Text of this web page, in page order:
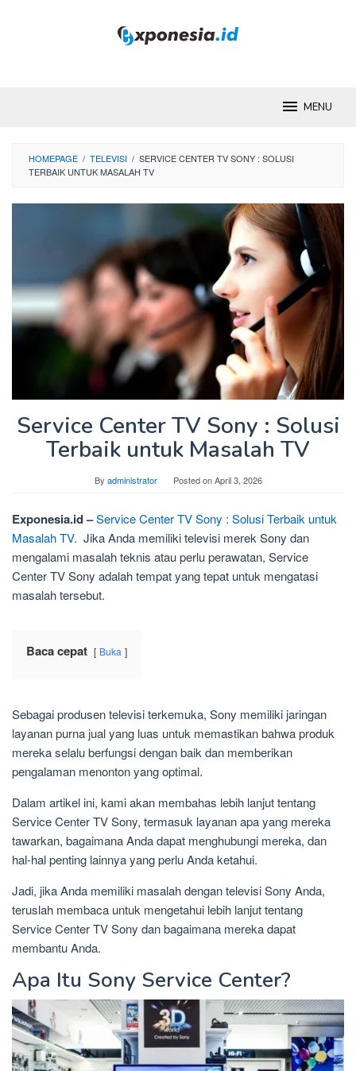
MENU
HOMEPAGE / TELEVISI / SERVICE CENTER TV SONY : SOLUSI
TERBAIK UNTUK MASALAH TV
Service Center TV Sony : Solusi
Terbaik untuk Masalah TV
By administrator Posted onApril 3, 2026
Exponesia.id –Service Center TV Sony : Solusi Terbaik untuk
Masalah TV. Jika Anda memiliki televisi merek Sony dan
mengalami masalah teknis atau perlu perawatan, Service
Center TV Sony adalah tempat yang tepat untuk mengatasi
masalah tersebut.
Baca cepat Buka
Sebagai produsen televisi terkemuka, Sony memiliki jaringan
layanan purna jual yang luas untuk memastikan bahwa produk
mereka selalu berfungsi dengan baik dan memberikan
pengalaman menonton yang optimal.
Dalam artikel ini, kami akan membahas lebih lanjut tentang
Service Center TV Sony, termasuk layanan apa yang mereka
tawarkan, bagaimana Anda dapat menghubungi mereka, dan
hal-hal penting lainnya yang perlu Anda ketahui.
Jadi, jika Anda memiliki masalah dengan televisi Sony Anda,
teruslah membaca untuk mengetahui lebih lanjut tentang
Service Center TV Sony dan bagaimana mereka dapat
membantu Anda.
Apa Itu Sony Service Center?